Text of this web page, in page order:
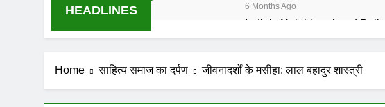
HEADLINES 6 Months Ago
6 Months Ago
8 Months Ago
UNFORTUNATE ADVENT
Home साहित्य समाज का दर्पण जीवनादर्शों के मसीहा: लाल बहादुर शास्त्री